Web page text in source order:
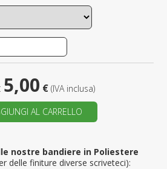
5,00 € (IVA inclusa)
AL CARRELLO
nostre bandiere in Poliestere
delle finiture diverse scriveteci):